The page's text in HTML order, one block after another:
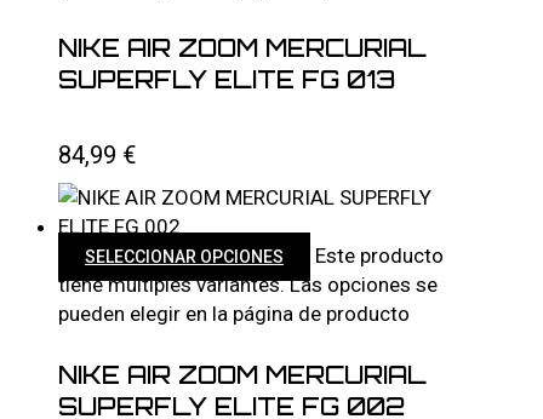
NIKE AIR ZOOM MERCURIAL
SUPERFLY ELITE FG 013
84,99 €
SELECCIONAR OPCIONES
Este producto
tiene múltiples variantes. Las opciones se
pueden elegir en la página de producto
NIKE AIR ZOOM MERCURIAL
SUPERFLY ELITE FG 002